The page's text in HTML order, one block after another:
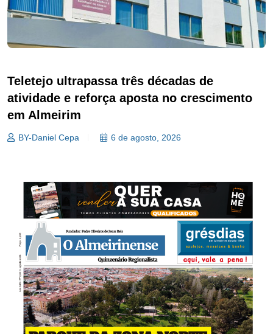
Teletejo ultrapassa três décadas de
atividade e reforça aposta no crescimento
em Almeirim
BY-Daniel Cepa 6 de agosto, 2026